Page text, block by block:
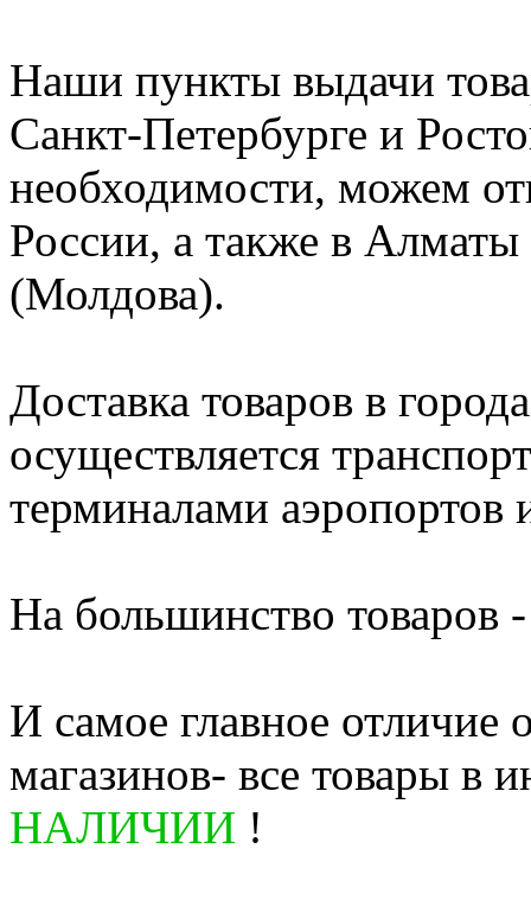
Наши пункты выдачи
Санкт-Петербурге и
необходимости, можем
России, а также в
(Молдова).
Доставка товаров в
осуществляется
терминалами
На большинство товаров
И самое главное отличие
магазинов- все товары в
НАЛИЧИИ !